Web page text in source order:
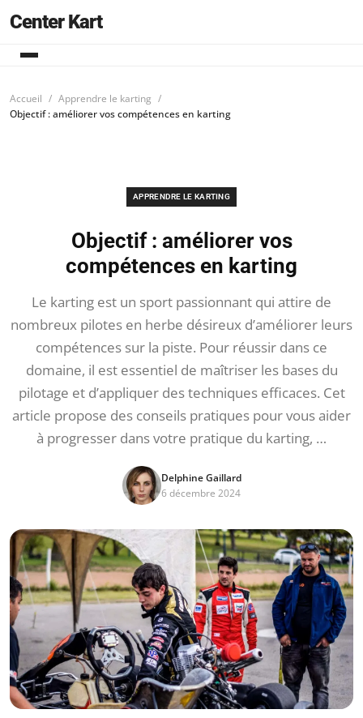
Center Kart
Accueil
Apprendre le karting
Objectif : améliorer vos compétences en karting
APPRENDRE LE KARTING
Objectif : améliorer vos
compétences en karting
Le karting est un sport passionnant qui attire de
nombreux pilotes en herbe désireux d’améliorer leurs
compétences sur la piste. Pour réussir dans ce
domaine, il est essentiel de maîtriser les bases du
pilotage et d’appliquer des techniques efficaces. Cet
article propose des conseils pratiques pour vous aider
à progresser dans votre pratique du karting, …
Delphine Gaillard
6 décembre 2024